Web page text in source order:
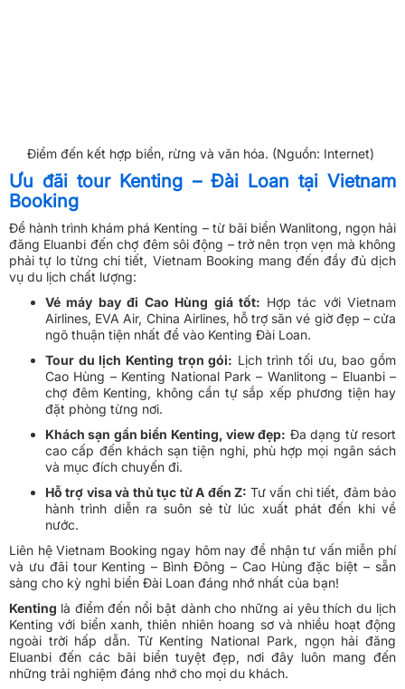
Điểm đến kết hợp biển, rừng và văn hóa. (Nguồn: Internet)
Ưu đãi tour Kenting – Đài Loan tại Vietnam
Booking
Để hành trình khám phá Kenting – từ bãi biển Wanlitong, ngọn hải
đăng Eluanbi đến chợ đêm sôi động – trở nên trọn vẹn mà không
phải tự lo từng chi tiết, Vietnam Booking mang đến đầy đủ dịch
vụ du lịch chất lượng:
Vé máy bay đi Cao Hùng giá tốt: Hợp tác với Vietnam
Airlines, EVA Air, China Airlines, hỗ trợ săn vé giờ đẹp – cửa
ngõ thuận tiện nhất để vào Kenting Đài Loan.
Tour du lịch Kenting trọn gói: Lịch trình tối ưu, bao gồm
Cao Hùng – Kenting National Park – Wanlitong – Eluanbi –
chợ đêm Kenting, không cần tự sắp xếp phương tiện hay
đặt phòng từng nơi.
Khách sạn gần biển Kenting, view đẹp: Đa dạng từ resort
cao cấp đến khách sạn tiện nghi, phù hợp mọi ngân sách
và mục đích chuyến đi.
Hỗ trợ visa và thủ tục từ A đến Z: Tư vấn chi tiết, đảm bảo
hành trình diễn ra suôn sẻ từ lúc xuất phát đến khi về
nước.
Liên hệ Vietnam Booking ngay hôm nay để nhận tư vấn miễn phí
và ưu đãi tour Kenting – Bình Đông – Cao Hùng đặc biệt – sẵn
sàng cho kỳ nghỉ biển Đài Loan đáng nhớ nhất của bạn!
Kenting là điểm đến nổi bật dành cho những ai yêu thích du lịch
Kenting với biển xanh, thiên nhiên hoang sơ và nhiều hoạt động
ngoài trời hấp dẫn. Từ Kenting National Park, ngọn hải đăng
Eluanbi đến các bãi biển tuyệt đẹp, nơi đây luôn mang đến
những trải nghiệm đáng nhớ cho mọi du khách.